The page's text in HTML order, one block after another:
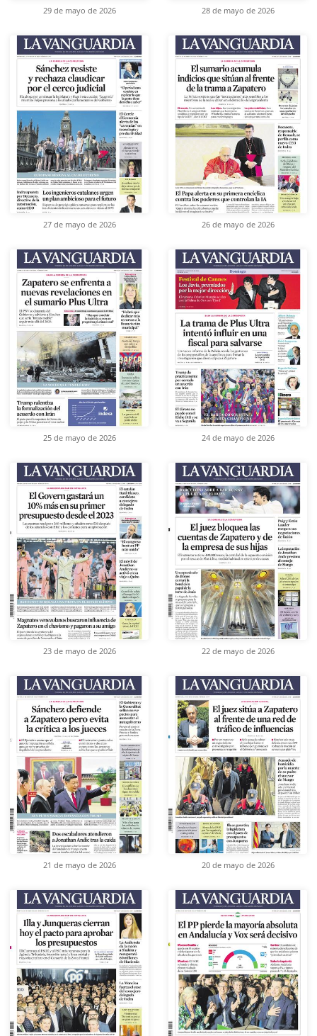
29 de mayo de 2026 28 de mayo de 2026
27 de mayo de 2026 26 de mayo de 2026
25 de mayo de 2026 24 de mayo de 2026
23 de mayo de 2026 22 de mayo de 2026
21 de mayo de 2026 20 de mayo de 2026